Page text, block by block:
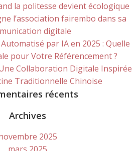
la politesse devient écologique
l’association fairembo dans sa
digitale
Automatisé par IA en 2025 : Quelle
pour Votre Référencement ?
Collaboration Digitale Inspirée
Traditionnelle Chinoise
récents
Archives
2025